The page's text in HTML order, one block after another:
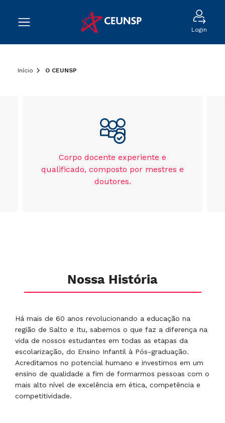
Login
Início O CEUNSP
Corpo docente experiente e
qualificado, composto por mestres e
doutores.
Nossa História
Há mais de 60 anos revolucionando a educação na
região de Salto e Itu, sabemos o que faz a diferença na
vida de nossos estudantes em todas as etapas da
escolarização, do Ensino Infantil à Pós-graduação.
Acreditamos no potencial humano e investimos em um
ensino de qualidade a fim de formarmos pessoas com o
mais alto nível de excelência em ética, competência e
competitividade.